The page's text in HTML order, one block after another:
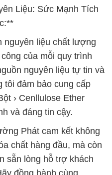
Liệu: Sức Mạnh Tích
nguyên liệu chất lượng
của mỗi quy trình
nguyên liệu tự tin và
tôi đảm bảo cung cấp
› Cenllulose Ether
và đáng tin cậy.
Phát cam kết không
chất hàng đầu, mà còn
sẵn lòng hỗ trợ khách
đồng hành cùng